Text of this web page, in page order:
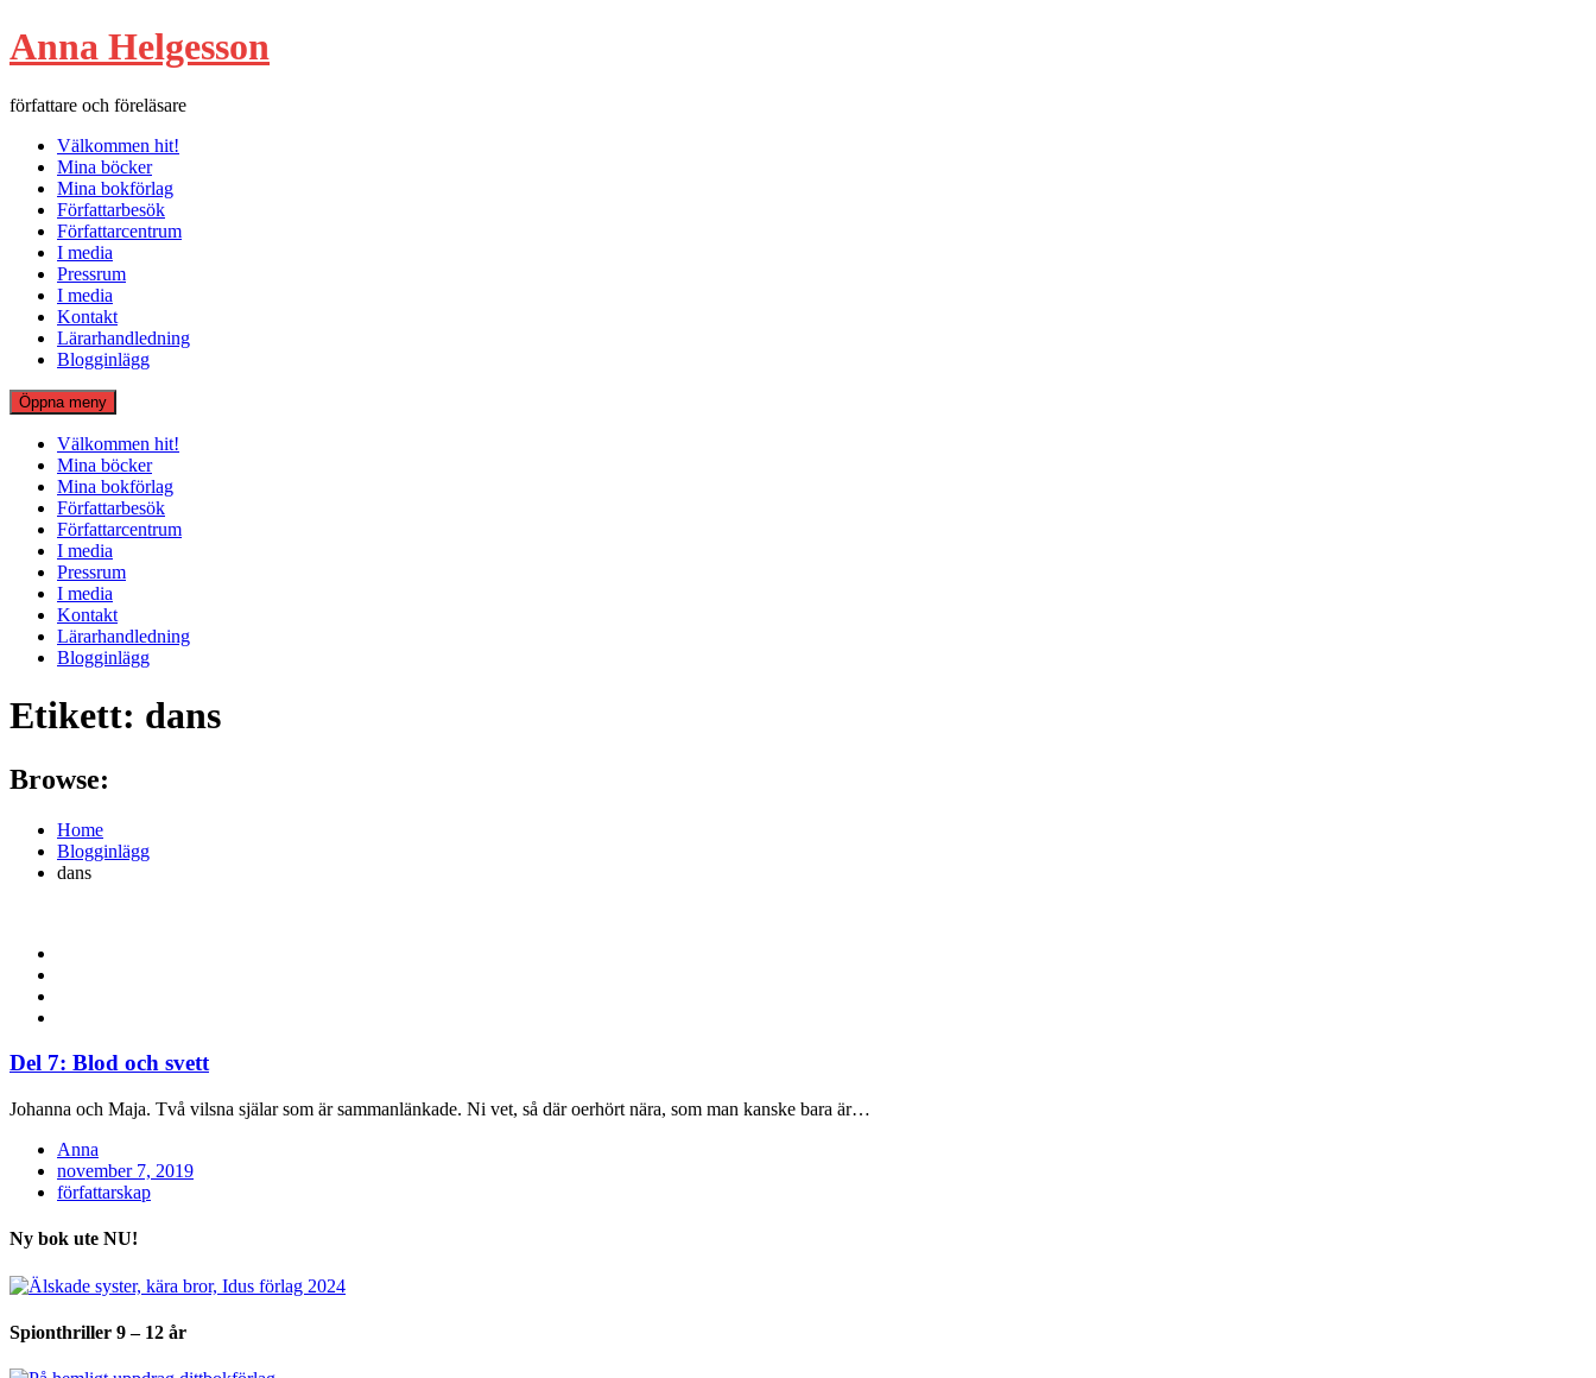
Hoppa
till
Anna Helgesson
författare och föreläsare
Välkommen hit!
Mina böcker
Mina bokförlag
Författarbesök
Författarcentrum
I media
Pressrum
I media
Kontakt
Lärarhandledning
Blogginlägg
Öppna meny
Välkommen hit!
Mina böcker
Mina bokförlag
Författarbesök
Författarcentrum
I media
Pressrum
I media
Kontakt
Lärarhandledning
Blogginlägg
Etikett: dans
Browse:
Home
Blogginlägg
dans
Del 7: Blod och svett
Johanna och Maja. Två vilsna själar som är sammanlänkade. Ni vet, så där oerhört nära, som man kanske bara är…
Anna
Posted
on
november 7, 2019
författarskap
Ny bok ute NU!
Spionthriller 9 – 12 år